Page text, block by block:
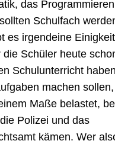
das
Schulfach
es irgendeine
die Schüler heute
Schulunterricht
machen
Maße belastet,
Polizei und das
kämen. Wer